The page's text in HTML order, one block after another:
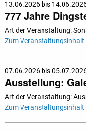
13.06.2026 bis
777 Jahre
Art der Veranstaltung:
Zum Veranstaltungsinhalt
07.06.2026 bis
Ausstellung:
Art der Veranstaltung:
Zum Veranstaltungsinhalt